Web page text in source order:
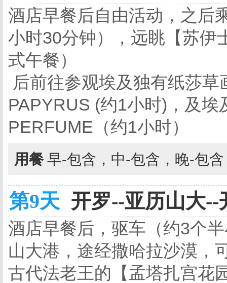
酒店早餐后自由活动，之后
小时30分钟），远眺【苏伊
式午餐）
后前往参观埃及独有纸莎
PAPYRUS (约1小时)，及
PERFUME（约1小时）
用餐 早-包含，中-包含，晚-包
第9天 开罗--亚历山大--
酒店早餐后，驱车（约3个
山大港，途经撒哈拉沙漠，
古代法老王的【孟塔扎宫花